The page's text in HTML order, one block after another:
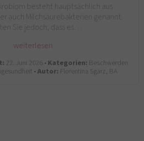
besteht hauptsächlich aus
auch Milchsäurebakterien genannt.
Sie jedoch, dass es…
weiterlesen
22. Juni 2026 •Kategorien: Beschwerden
•Autor: Florentina Sgarz, BA